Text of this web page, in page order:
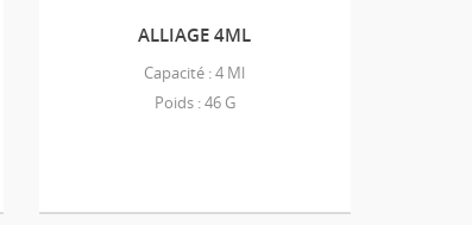
ALLIAGE 4ML
Capacité : 4 Ml
Poids : 46 G